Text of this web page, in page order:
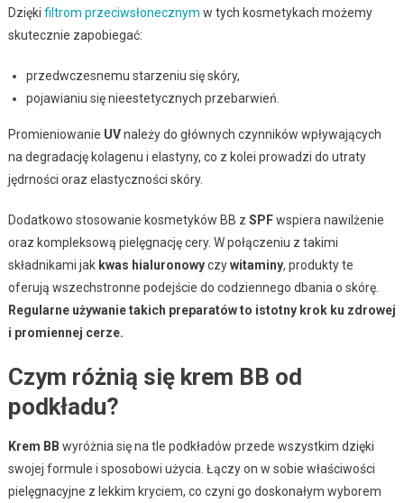
Dzięki filtrom przeciwsłonecznym w tych kosmetykach możemy
skutecznie zapobiegać:
przedwczesnemu starzeniu się skóry,
pojawianiu się nieestetycznych przebarwień.
Promieniowanie UVnależy do głównych czynników wpływających
na degradację kolagenu i elastyny, co z kolei prowadzi do utraty
jędrności oraz elastyczności skóry.
Dodatkowo stosowanie kosmetyków BB z SPFwspiera nawilżenie
oraz kompleksową pielęgnację cery. W połączeniu z takimi
składnikami jak kwas hialuronowyczywitaminy, produkty te
oferują wszechstronne podejście do codziennego dbania o skórę.
Regularne używanie takich preparatów to istotny krok ku zdrowej
i promiennej cerze.
Czym różnią się krem BB od
podkładu?
Krem BB wyróżnia się na tle podkładów przede wszystkim dzięki
swojej formule i sposobowi użycia. Łączy on w sobie właściwości
pielęgnacyjne z lekkim kryciem, co czyni go doskonałym wyborem